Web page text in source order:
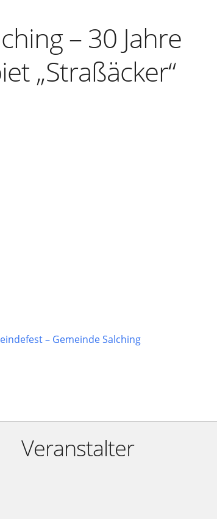
– 30 Jahre
„Straßäcker“
– Gemeinde Salching
Veranstalter